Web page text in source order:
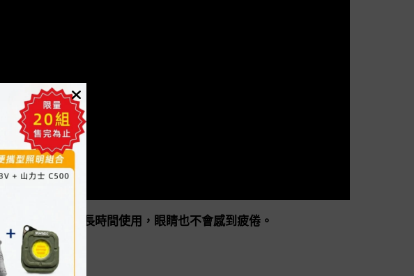
於檢測，即使長時間使用，眼睛也不會感到疲倦。